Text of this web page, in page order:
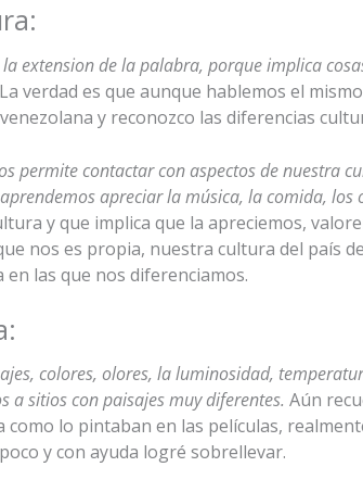
extension de la palabra, porque implica
La verdad es que aunque hablemos el
y reconozco las diferencias
permite contactar con aspectos de nuestra
apreciar la música, la comida, los
y que implica que la apreciemos,
nos es propia, nuestra cultura del país
las que nos diferenciamos.
colores, olores, la luminosidad,
a sitios con paisajes muy diferentes. Aún
como lo pintaban en las películas,
y con ayuda logré sobrellevar.